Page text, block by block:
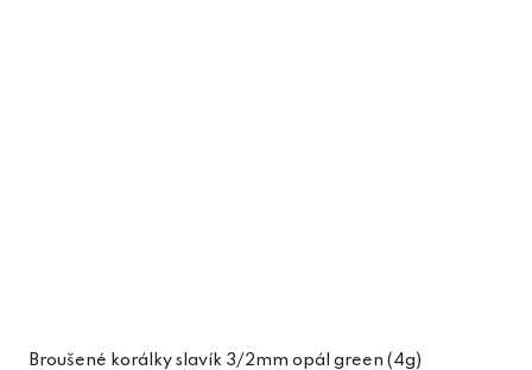
Broušené korálky slavík 3/2mm opál green (4g)